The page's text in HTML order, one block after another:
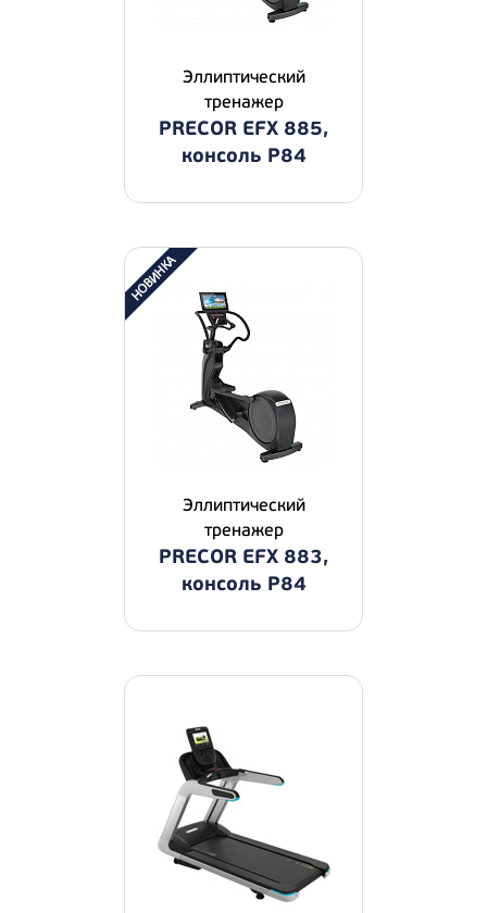
Эллиптический
тренажер
PRECOR EFX 885,
консоль P84
Эллиптический
тренажер
PRECOR EFX 883,
консоль P84